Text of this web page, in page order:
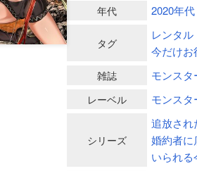
年代 2020年代
タグ
レンタル
今だけお
雑誌 モンスタ
レーベル モンスタ
シリーズ
追放され
婚約者に
いられ